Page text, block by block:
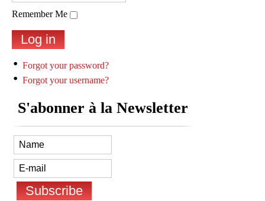
Remember Me
Forgot your password?
Forgot your username?
S'abonner à la Newsletter